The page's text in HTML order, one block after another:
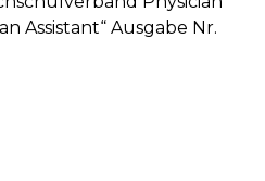
Assistant“ Ausgabe Nr.